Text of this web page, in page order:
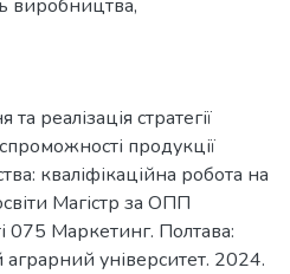
виробництва,
реалізація стратегії
продукції
кваліфікаційна робота на
Магістр за ОПП
075 Маркетинг. Полтава:
університет. 2024.